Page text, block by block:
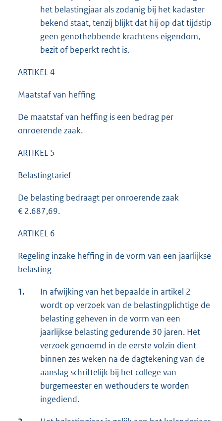
het belastingjaar als zodanig bij het kadaster
bekend staat, tenzij blijkt dat hij op dat tijdstip
geen genothebbende krachtens eigendom,
bezit of beperkt recht is.
ARTIKEL 4
Maatstaf van heffing
De maatstaf van heffing is een bedrag per
onroerende zaak.
ARTIKEL 5
Belastingtarief
De belasting bedraagt per onroerende zaak
€ 2.687,69.
ARTIKEL 6
Regeling inzake heffing in de vorm van een jaarlijkse
belasting
1.
In afwijking van het bepaalde in artikel 2
wordt op verzoek van de belastingplichtige de
belasting geheven in de vorm van een
jaarlijkse belasting gedurende 30 jaren. Het
verzoek genoemd in de eerste volzin dient
binnen zes weken na de dagtekening van de
aanslag schriftelijk bij het college van
burgemeester en wethouders te worden
ingediend.